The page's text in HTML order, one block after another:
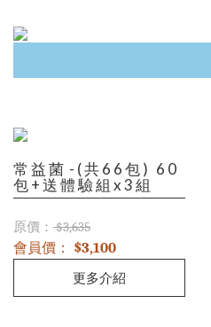
常益菌-(共66包) 60
包+送體驗組x3組
原價： $3,635
會員價： $3,100
更多介紹